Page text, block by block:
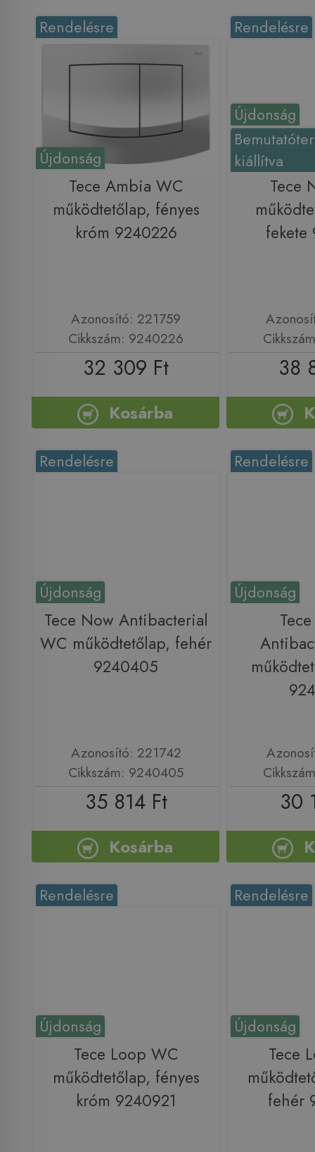
Újdonság
Rendelésre
Tece Ambia WC
működtetőlap, fényes
króm 9240226
Azonosító: 221759
Cikkszám: 9240226
32 309 Ft
Kosárba
Újdonság
kiállítva
Rendelésre
Tece
fekete
38
Újdonság
Rendelésre
Tece Now Antibacterial
WC működtetőlap, fehér
9240405
Azonosító: 221742
Cikkszám: 9240405
35 814 Ft
Kosárba
Újdonság
Rendelésre
30
Újdonság
Rendelésre
Tece Loop WC
működtetőlap, fényes
króm 9240921
Újdonság
Rendelésre
Tece
fehér